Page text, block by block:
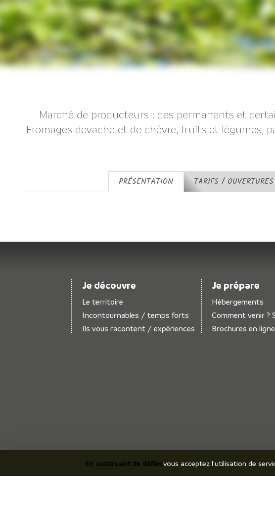
Marché de producteurs : des permanents et
Fromages devache et de chèvre, fruits et légumes,
PRÉSENTATION TARIFS / OUVERTURES
Je découvre
Le territoire
Incontournables / temps forts
Ils vous racontent / expériences
Je prépare
Hébergements
Comment venir ?
Brochures en ligne
En continuant de défiler,vous acceptez l'utilisation de